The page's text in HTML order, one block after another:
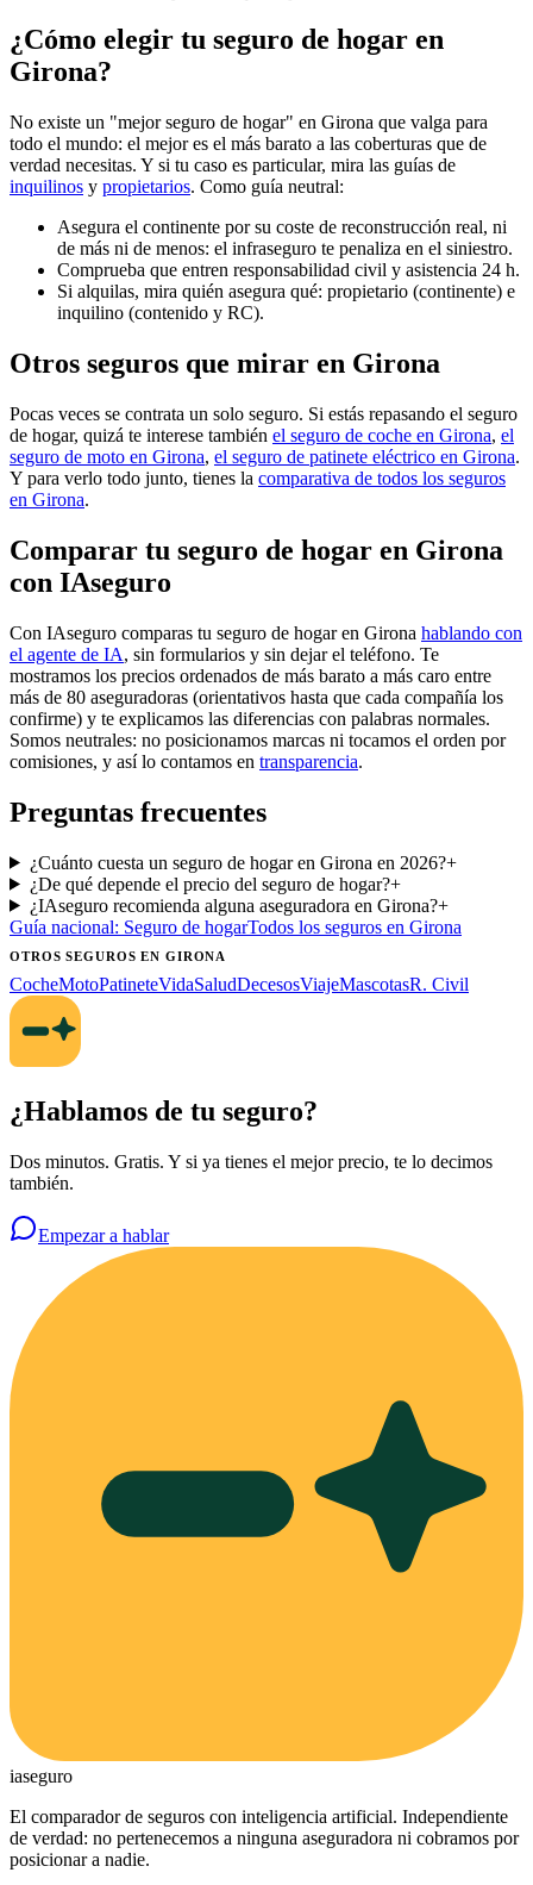
¿Cómo elegir tu seguro de hogar en
Girona?
No existe un "mejor seguro de hogar" en Girona que valga para
todo el mundo: el mejor es el más barato a las coberturas que de
verdad necesitas. Y si tu caso es particular, mira las guías de
inquilinos y propietarios. Como guía neutral:
Asegura el continente por su coste de reconstrucción real, ni
de más ni de menos: el infraseguro te penaliza en el siniestro.
Comprueba que entren responsabilidad civil y asistencia 24 h.
Si alquilas, mira quién asegura qué: propietario (continente) e
inquilino (contenido y RC).
Otros seguros que mirar en Girona
Pocas veces se contrata un solo seguro. Si estás repasando el seguro
de hogar, quizá te interese también el seguro de coche en Girona, el
seguro de moto en Girona, el seguro de patinete eléctrico en Girona.
Y para verlo todo junto, tienes la comparativa de todos los seguros
en Girona.
Comparar tu seguro de hogar en Girona
con IAseguro
Con IAseguro comparas tu seguro de hogar en Girona hablando con
el agente de IA, sin formularios y sin dejar el teléfono. Te
mostramos los precios ordenados de más barato a más caro entre
más de 80 aseguradoras (orientativos hasta que cada compañía los
confirme) y te explicamos las diferencias con palabras normales.
Somos neutrales: no posicionamos marcas ni tocamos el orden por
comisiones, y así lo contamos en transparencia.
Preguntas frecuentes
¿Cuánto cuesta un seguro de hogar en Girona en 2026?+
¿De qué depende el precio del seguro de hogar?+
¿IAseguro recomienda alguna aseguradora en Girona?+
Guía nacional: Seguro de hogarTodos los seguros en Girona
OTROS SEGUROSEN GIRONA
CocheMotoPatineteVidaSaludDecesosViajeMascotasR. Civil
¿Hablamos de tu seguro?
Dos minutos. Gratis. Y si ya tienes el mejor precio, te lo decimos
también.
Empezar a hablar
iaseguro
El comparador de seguros con inteligencia artificial. Independiente
de verdad: no pertenecemos a ninguna aseguradora ni cobramos por
posicionar a nadie.